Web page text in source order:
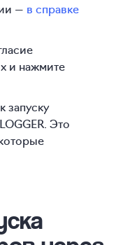
— в справке
и нажмите
запуску
Это